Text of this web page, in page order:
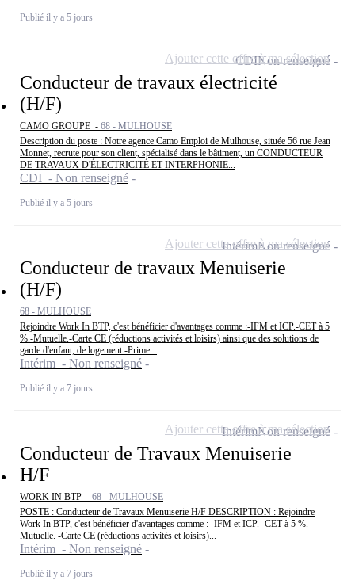
Publié il y a 5 jours
Conducteur de travaux électricité
(H/F)
CAMO GROUPE - 68 - MULHOUSE
Description du poste : Notre agence Camo Emploi de Mulhouse, située 56 rue Jean
Monnet, recrute pour son client, spécialisé dans le bâtiment, un CONDUCTEUR
DE TRAVAUX D'ÉLECTRICITÉ ET INTERPHONIE...
CDI - Non renseigné
Publié il y a 5 jours
CDINon renseigné
Ajouter cette offre à ma sélection
Conducteur de travaux Menuiserie
(H/F)
68 - MULHOUSE
Rejoindre Work In BTP, c'est bénéficier d'avantages comme :-IFM et ICP.-CET à 5
%.-Mutuelle.-Carte CE (réductions activités et loisirs) ainsi que des solutions de
garde d'enfant, de logement.-Prime...
Intérim - Non renseigné
Publié il y a 7 jours
IntérimNon renseigné
Ajouter cette offre à ma sélection
Conducteur de Travaux Menuiserie
H/F
WORK IN BTP - 68 - MULHOUSE
POSTE : Conducteur de Travaux Menuiserie H/F DESCRIPTION : Rejoindre
Work In BTP, c'est bénéficier d'avantages comme : -IFM et ICP. -CET à 5 %. -
Mutuelle. -Carte CE (réductions activités et loisirs)...
Intérim - Non renseigné
Publié il y a 7 jours
IntérimNon renseigné
Ajouter cette offre à ma sélection